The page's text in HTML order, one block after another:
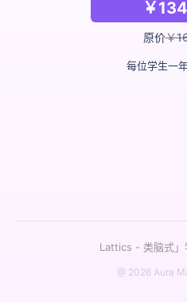
￥
原价￥
每位学生一
Lattics - 类脑式
@ 2026 Aura